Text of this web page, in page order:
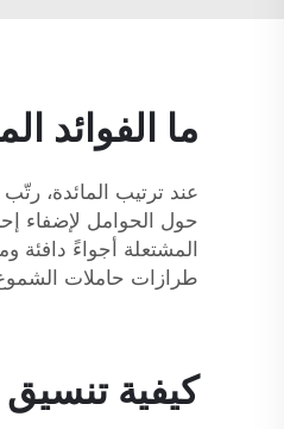
ما الفوائد
عند ترتيب المائدة،
حول الحوامل لإضفاء
طرازات حاملات الشموع
كيفية